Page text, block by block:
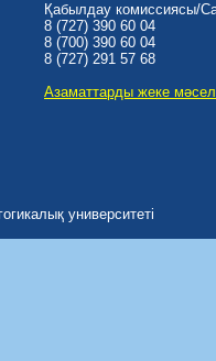
Қабылдау комиссиясы/
8 (727) 390 60 04
8 (700) 390 60 04
8 (727) 291 57 68
Азаматтарды жеке
университеті